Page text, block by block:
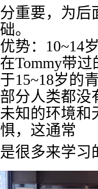
分重要，为后
础。
优势：10~14
在Tommy带
于15~18岁的
部分人类都没
未知的环境和
惧，这通常
是很多来学习